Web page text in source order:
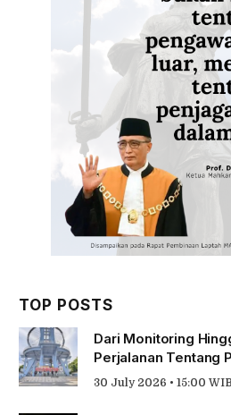
TOP POSTS
Dari Monitoring
Perjalanan Tentang
30 July 2026 • 15:00 WIB